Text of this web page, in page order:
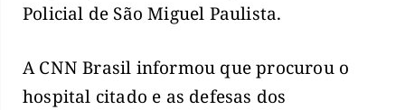
Policial de São Miguel Paulista.
A CNN Brasil informou que procurou o
hospital citado e as defesas dos